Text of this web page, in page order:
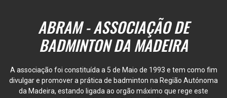
ABRAM - ASSOCIAÇÃO DE
BADMINTON DA MADEIRA
A associação foi constituída a 5 de Maio de 1993 e tem como fim
divulgar e promover a prática de badminton na Região Autónoma
da Madeira, estando ligada ao orgão máximo que rege este